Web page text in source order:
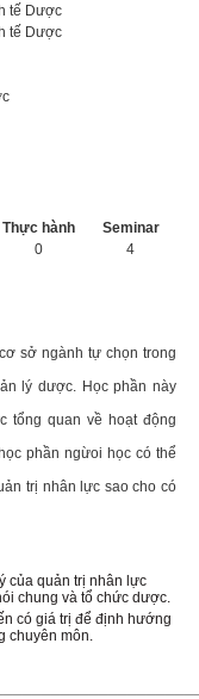
tế Dược
tế Dược
Thực hành
Seminar
0
4
sở ngành tự chọn trong
lý dược. Học phần này
tổng quan về hoạt động
phần ngừoi học có thể
trị nhân lực sao cho có
của quản trị nhân lực
chung và tổ chức dược.
có giá trị để định hướng
chuyên môn.